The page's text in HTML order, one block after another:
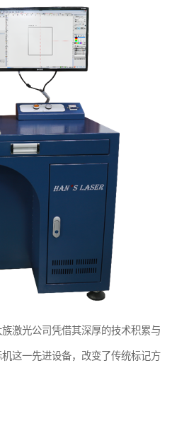
激光公司凭借其深厚的技术积累与
这一先进设备，改变了传统标记方